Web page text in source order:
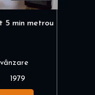
5 min metrou
1979